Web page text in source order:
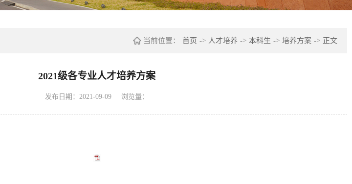
当前位置： 首页 -> 人才培养 -> 本科生 -> 培养方案 -> 正文
2021级各专业人才培养方案
发布日期：2021-09-09 浏览量：